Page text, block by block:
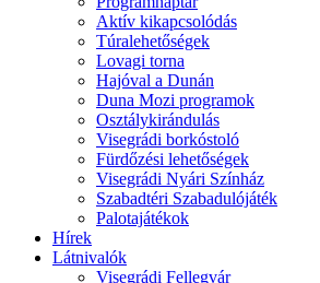
Aktív kikapcsolódás
Túralehetőségek
Lovagi torna
Hajóval a Dunán
Duna Mozi programok
Osztálykirándulás
Visegrádi borkóstoló
Fürdőzési lehetőségek
Visegrádi Nyári Színház
Szabadtéri Szabadulójáték
Palotajátékok
Hírek
Látnivalók
Visegrádi Fellegvár